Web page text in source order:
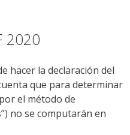
2020
hacer la declaración del
que para determinar
el método de
no se computarán en